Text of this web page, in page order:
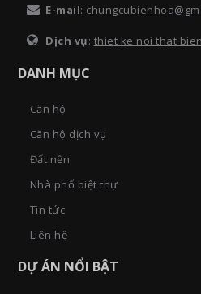
E-mail:
Dịch vụ: thiet ke noi that
DANH MỤC
Căn hộ
Căn hộ dịch vụ
Đất nền
Nhà phố biệt thự
Tin tức
Liên hệ
DỰ ÁN NỔI BẬT